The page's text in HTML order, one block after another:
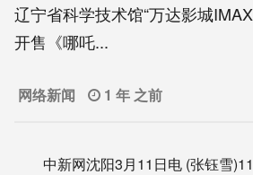
辽宁省科学技术馆“万达影城
开售《哪吒...
网络新闻 1 年 之前
中新网沈阳3月11日电 (张钰雪